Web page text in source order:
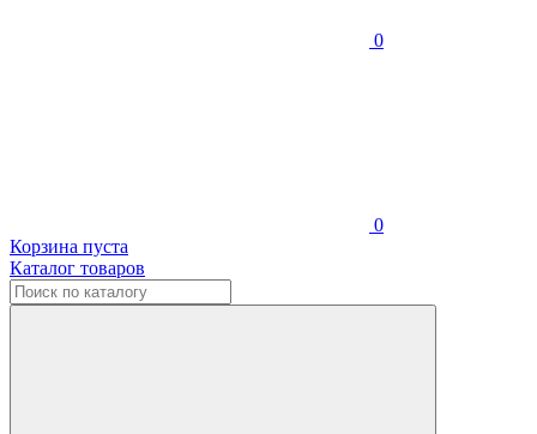
0
0
Корзина пуста
Каталог товаров